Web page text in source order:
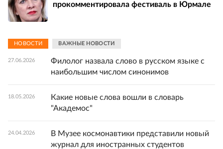
прокомментировала фестиваль в Юрмале
НОВОСТИ ВАЖНЫЕ НОВОСТИ
27.06.2026
Филолог назвала слово в русском языке с
наибольшим числом синонимов
18.05.2026
Какие новые слова вошли в словарь
"Академос"
24.04.2026
В Музее космонавтики представили новый
журнал для иностранных студентов